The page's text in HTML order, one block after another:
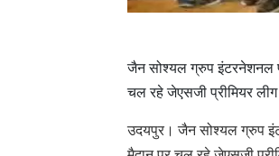
जैन सोश्यल ग्रुप इंटरनेशनल
चल रहे जेएसजी प्रीमियर
उदयपुर। जैन सोश्यल ग्रुप